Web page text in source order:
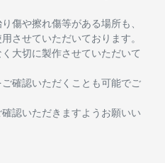
傷や擦れ傷等がある場所も、
させていただいております。
大切に製作させていただいて
確認いただくことも可能でご
認いただきますようお願いい